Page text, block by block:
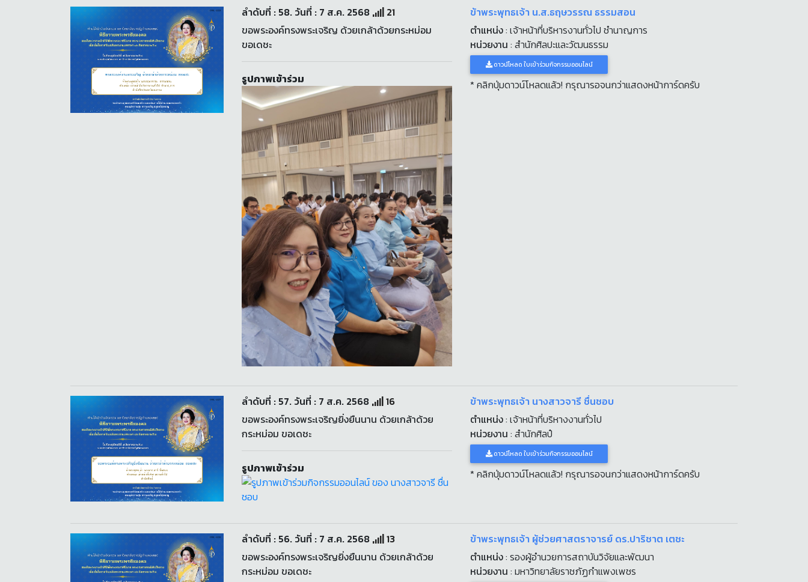
ลำดับที่ : 58. วันที่ : 7 ส.ค. 2568
21
ขอพระองค์ทรงพระเจริญ ด้วยเกล้าด้วยกระหม่อม
ขอเดชะ
รูปภาพเข้าร่วม
ข้าพระพุทธเจ้า น.ส.ธฤษวรรณ​ ธรรมสอน
ตำแหน่ง: เจ้าหน้าที่บริหารงานทั่วไป​ ชำนาญการ
หน่วยงาน : สำนักศิลปะและวัฒนธรรม
ดาวน์โหลด ใบเข้าร่วมกิจกรรมออนไลน์
* คลิกปุ่มดาวน์โหลดแล้ว! กรุณารอจนกว่าแสดงหน้าการ์ดครับ
ลำดับที่ : 57. วันที่ : 7 ส.ค. 2568
16
ขอพระองค์ทรงพระเจริญยิ่งยืนนาน ด้วยเกล้าด้วย
กระหม่อม ขอเดชะ
รูปภาพเข้าร่วม
ข้าพระพุทธเจ้า นางสาวจารี ชื่นชอบ
ตำแหน่ง: เจ้าหน้าที่บริหางงานทั่วไป
หน่วยงาน : สำนักศิลป๋
ดาวน์โหลด ใบเข้าร่วมกิจกรรมออนไลน์
* คลิกปุ่มดาวน์โหลดแล้ว! กรุณารอจนกว่าแสดงหน้าการ์ดครับ
ลำดับที่ : 56. วันที่ : 7 ส.ค. 2568
13
ขอพระองค์ทรงพระเจริญยิ่งยืนนาน ด้วยเกล้าด้วย
กระหม่อม ขอเดชะ
ข้าพระพุทธเจ้า ผู้ช่วยศาสตราจารย์ ดร.ปาริชาต เตชะ
ตำแหน่ง: รองผู้อำนวยการสถาบันวิจัยและพัฒนา
หน่วยงาน : มหาวิทยาลัยราชภัฏกำแพงเพชร